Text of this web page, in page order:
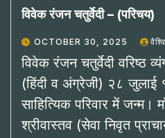
विवेक रंजन चतुर्वेदी – (परिचय)
OCTOBER 30, 2025
विवेक रंजन चतुर्वेदी वरिष्ठ
(हिंदी व अंग्रेजी) २८
साहित्यिक परिवार में जन्म।
श्रीवास्तव (सेवा निवृत